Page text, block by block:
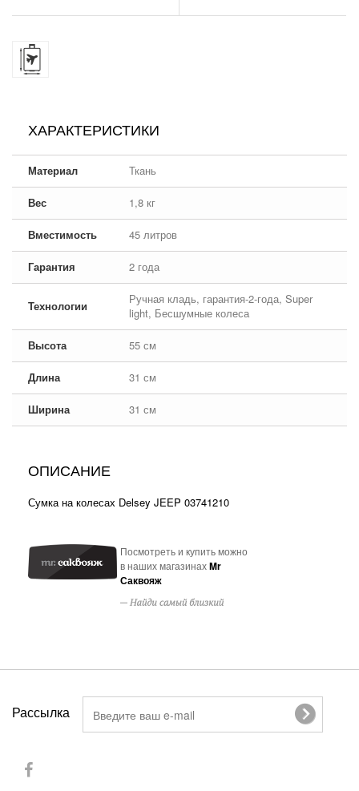
ХАРАКТЕРИСТИКИ
Материал Ткань
Вес 1,8 кг
Вместимость 45 литров
Гарантия 2 года
Технологии
Ручная кладь, гарантия-2-года, Super
light, Бесшумные колеса
Высота 55 см
Длина 31 см
Ширина 31 см
ОПИСАНИЕ
Сумка на колесах Delsey JEEP 03741210
Посмотреть и купить можно
в наших магазинахMr
Саквояж
Рассылка